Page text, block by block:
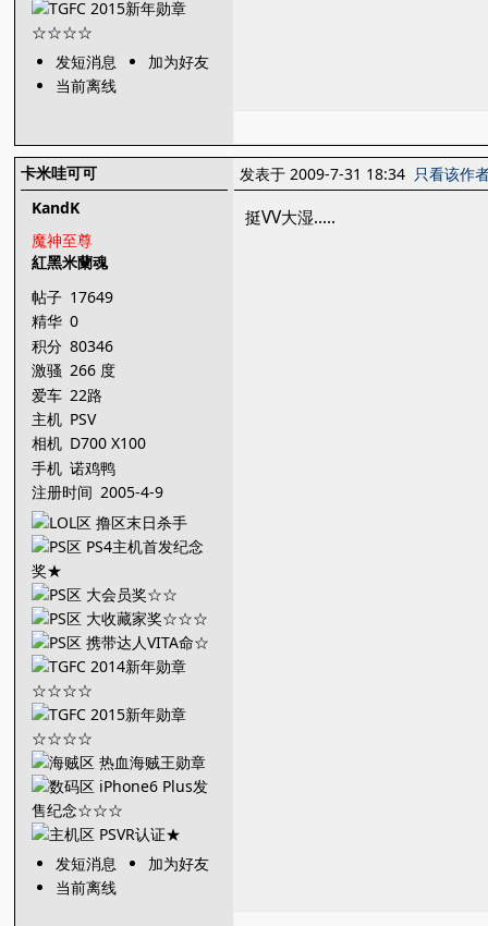
发短消息
加为好友
当前离线
卡米哇可可
KandK
魔神至尊
紅黑米蘭魂
帖子 17649
精华 0
积分 80346
激骚 266 度
爱车 22路
主机 PSV
相机 D700 X100
手机 诺鸡鸭
注册时间 2005-4-9
发短消息
加为好友
当前离线
发表于 2009-7-31 18:34 只看该作
挺VV大湿.....